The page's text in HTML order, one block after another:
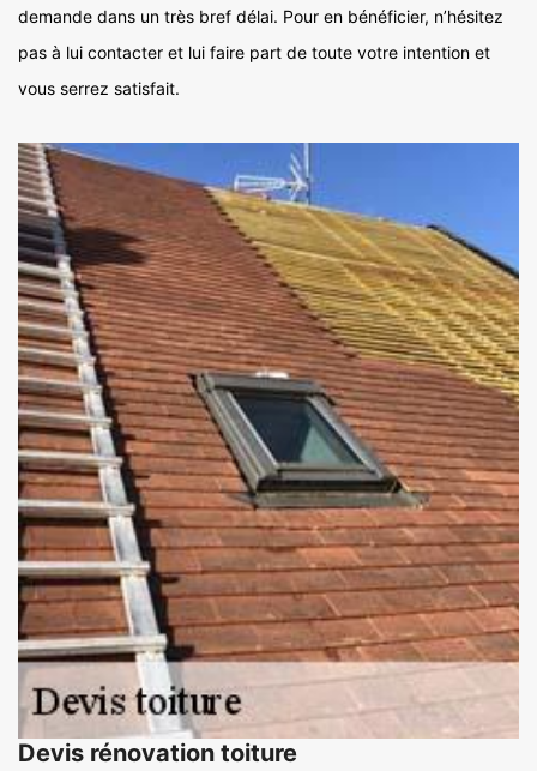
demande dans un très bref délai. Pour en bénéficier, n’hésitez
pas à lui contacter et lui faire part de toute votre intention et
vous serrez satisfait.
Devis rénovation toiture